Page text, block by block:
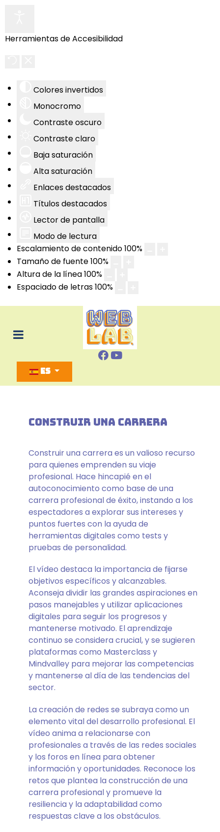
Herramientas de Accesibilidad
Colores invertidos
Monocromo
Contraste oscuro
Contraste claro
Baja saturación
Alta saturación
Enlaces destacados
Títulos destacados
Lector de pantalla
Modo de lectura
Escalamiento de contenido100%
Tamaño de fuente100%
Altura de la línea100%
Espaciado de letras100%
Seleccione su idioma
ES
CONSTRUIR UNA CARRERA
Construir una carrera es un valioso recurso
para quienes emprenden su viaje
profesional. Hace hincapié en el
autoconocimiento como base de una
carrera profesional de éxito, instando a los
espectadores a explorar sus intereses y
puntos fuertes con la ayuda de
herramientas digitales como tests y
pruebas de personalidad.
El vídeo destaca la importancia de fijarse
objetivos específicos y alcanzables.
Aconseja dividir las grandes aspiraciones en
pasos manejables y utilizar aplicaciones
digitales para seguir los progresos y
mantenerse motivado. El aprendizaje
continuo se considera crucial, y se sugieren
plataformas como Masterclass y
Mindvalley para mejorar las competencias
y mantenerse al día de las tendencias del
sector.
La creación de redes se subraya como un
elemento vital del desarrollo profesional. El
vídeo anima a relacionarse con
profesionales a través de las redes sociales
y los foros en línea para obtener
información y oportunidades. Reconoce los
retos que plantea la construcción de una
carrera profesional y promueve la
resiliencia y la adaptabilidad como
respuestas clave a los obstáculos.